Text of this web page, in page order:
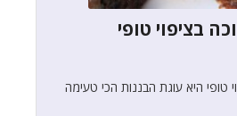
בציפוי טופי
טופי היא עוגת הבננות הכי טעימה